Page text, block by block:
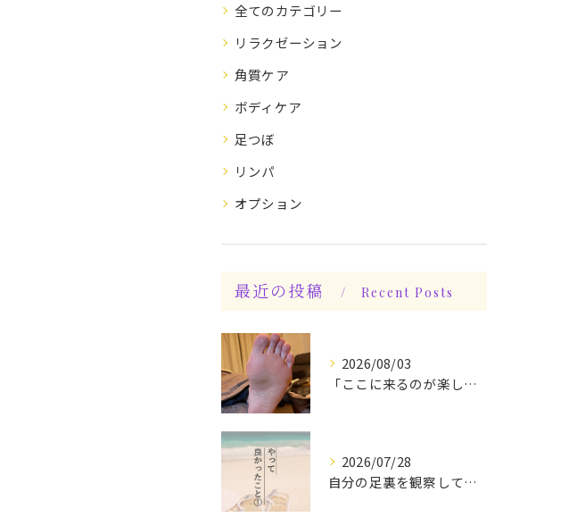
全てのカテゴリー
リラクゼーション
角質ケア
ボディケア
足つぼ
リンパ
オプション
最近の投稿 Recent Posts
2026/08/03
「ここに来るのが楽しみです♪」と、言っていただけます◎
2026/07/28
自分の足裏を観察してみる！やって良かったぁ〜♪